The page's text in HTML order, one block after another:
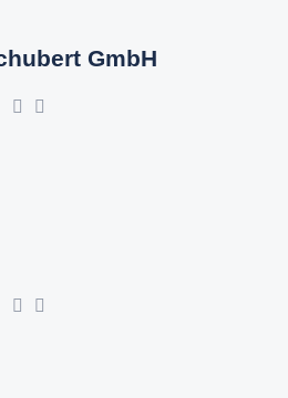
GmbH